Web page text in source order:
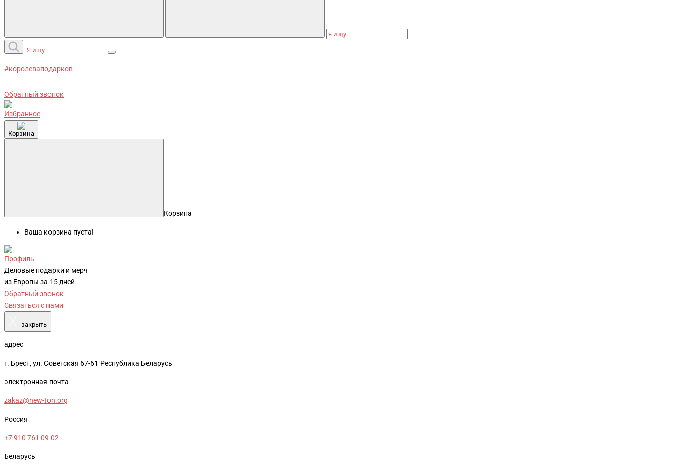
#королеваподарков
Обратный звонок
Избранное
Корзина
Корзина
Ваша корзина пуста!
Профиль
Деловые подарки и мерч
из Европы за 15 дней
Обратный звонок
Связаться с нами
закрыть
адрес
г. Брест, ул. Советская 67-61 Республика Беларусь
электронная почта
zakaz@new-ton.org
Россия
+7 910 761 09 02
Беларусь